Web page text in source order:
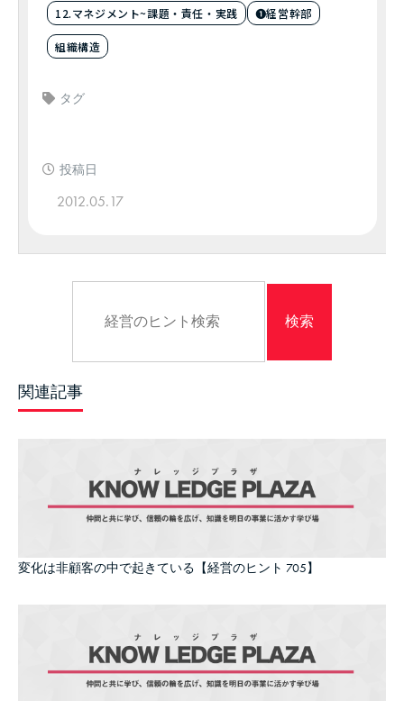
12.マネジメント~課題・責任・実践 ❶経営幹部
組織構造
タグ
投稿日
2012.05.17
関連記事
変化は非顧客の中で起きている【経営のヒント 705】